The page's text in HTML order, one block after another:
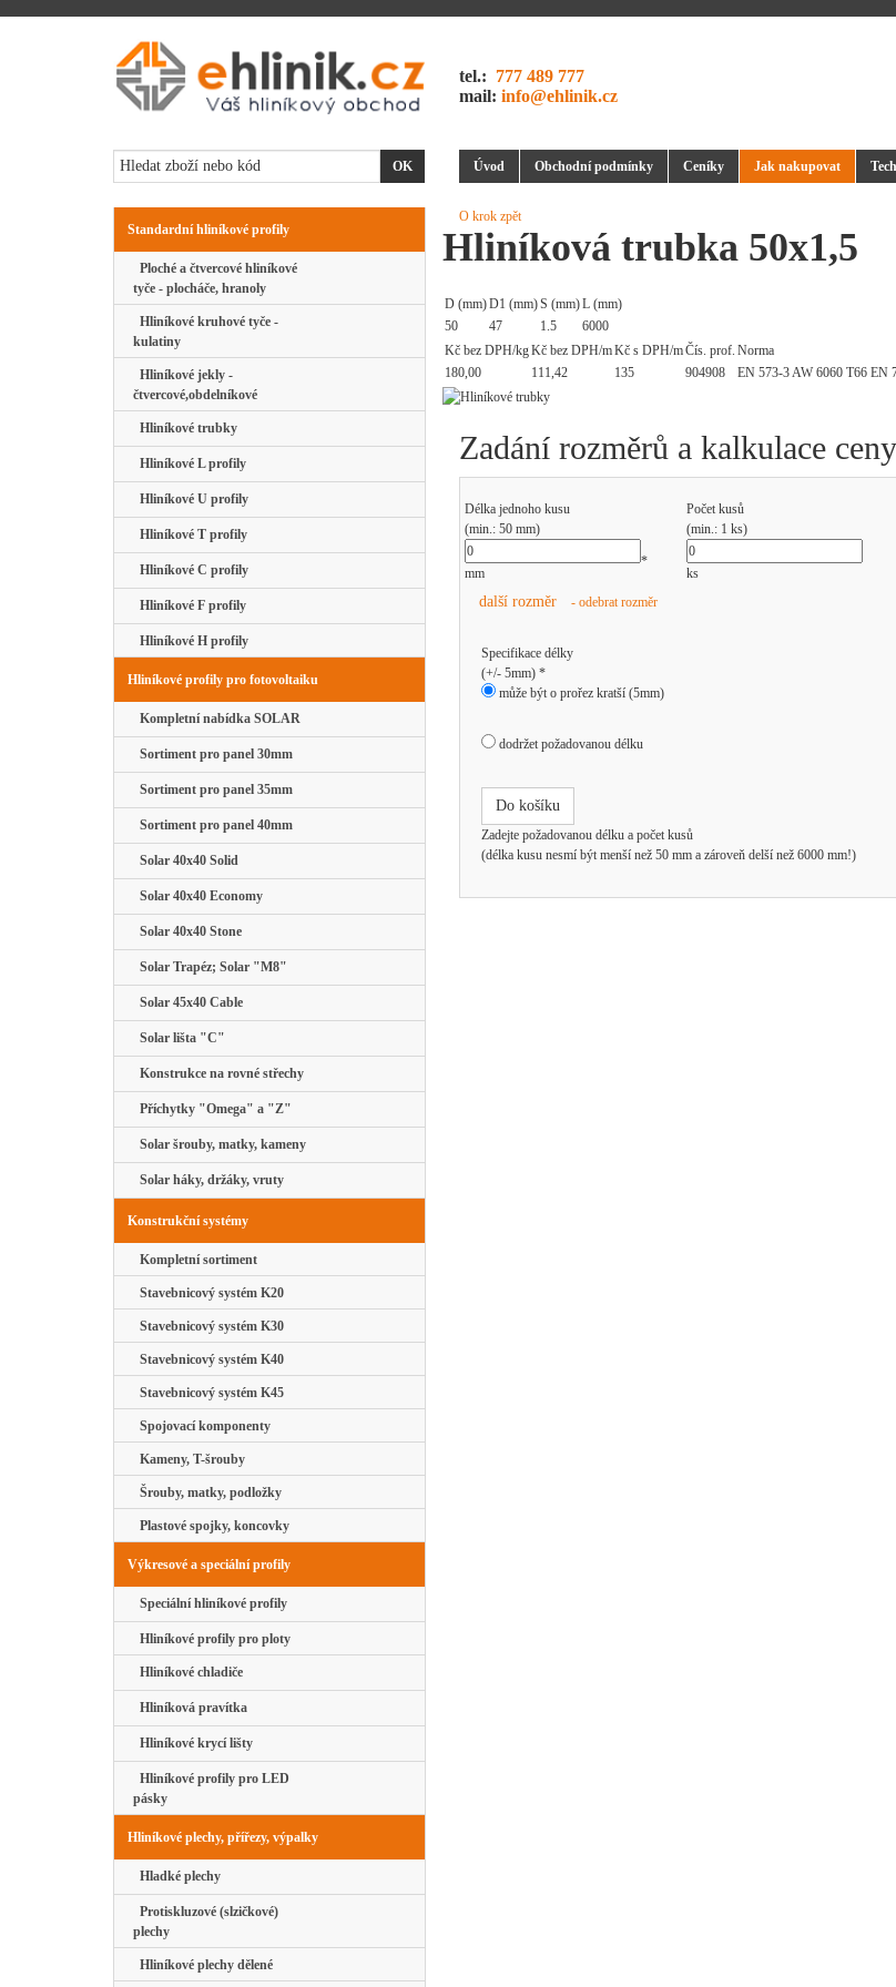
tel.: 777 489 777
mail: info@ehlinik.cz
Úvod Obchodní podmínky Ceníky Jak nakupovat
Standardní hliníkové profily
Ploché a čtvercové hliníkové
tyče - plocháče, hranoly
Hliníkové kruhové tyče -
kulatiny
Hliníkové jekly -
čtvercové,obdelníkové
Hliníkové trubky
Hliníkové L profily
Hliníkové U profily
Hliníkové T profily
Hliníkové C profily
Hliníkové F profily
Hliníkové H profily
Hliníkové profily pro fotovoltaiku
Kompletní nabídka SOLAR
Sortiment pro panel 30mm
Sortiment pro panel 35mm
Sortiment pro panel 40mm
Solar 40x40 Solid
Solar 40x40 Economy
Solar 40x40 Stone
Solar Trapéz; Solar "M8"
Solar 45x40 Cable
Solar lišta "C"
Konstrukce na rovné střechy
Příchytky "Omega" a "Z"
Solar šrouby, matky, kameny
Solar háky, držáky, vruty
Konstrukční systémy
Kompletní sortiment
Stavebnicový systém K20
Stavebnicový systém K30
Stavebnicový systém K40
Stavebnicový systém K45
Spojovací komponenty
Kameny, T-šrouby
Šrouby, matky, podložky
Plastové spojky, koncovky
Výkresové a speciální profily
Speciální hliníkové profily
Hliníkové profily pro ploty
Hliníkové chladiče
Hliníková pravítka
Hliníkové krycí lišty
Hliníkové profily pro LED
pásky
Hliníkové plechy, přířezy, výpalky
Hladké plechy
Protiskluzové (slzičkové)
plechy
Hliníkové plechy dělené
O krok zpět
Hliníková trubka 50x1,5
D (mm)D1 (mm)S (mm)L (mm)
50
47 1.5
6000
Kč bez DPH/kgKč bez DPH/mKč s DPH/mČís. prof. Norma
180,00
111,42 135 904908 EN 573-3 AW 6060 T66 EN
Zadání rozměrů a kalkulace
Délka jednoho kusu
(min.: 50 mm)
Počet kusů
(min.: 1 ks)
mm
*
ks
další rozměr - odebrat rozměr
Specifikace délky
(+/- 5mm) *
může být o prořez kratší (5mm)
dodržet požadovanou délku
Do košíku
Zadejte požadovanou délku a počet kusů
(délka kusu nesmí být menší než 50 mm a zároveň delší než 6000 mm!)